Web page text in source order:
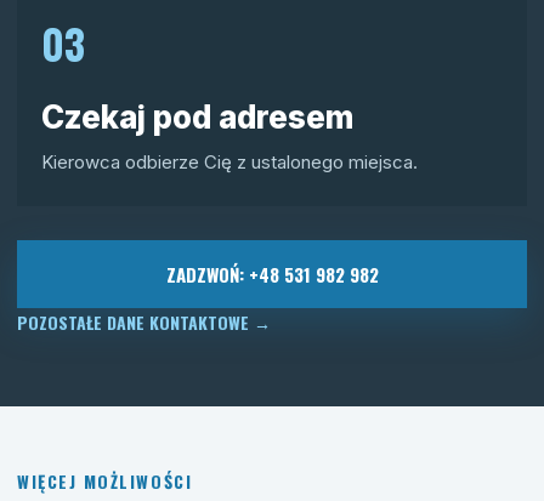
03
Czekaj pod adresem
Kierowca odbierze Cię z ustalonego miejsca.
ZADZWOŃ: +48 531 982 982
POZOSTAŁE DANE KONTAKTOWE →
WIĘCEJ MOŻLIWOŚCI